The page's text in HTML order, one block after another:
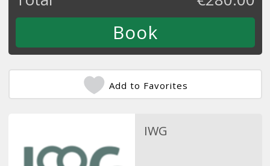
Add to Favorites
IWG